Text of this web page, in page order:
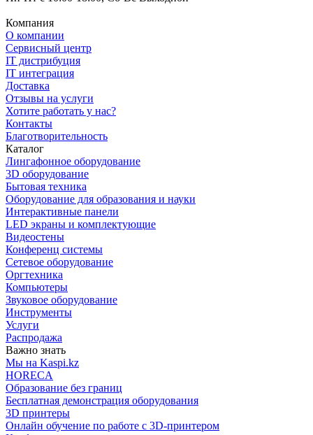
Компания
О компании
Сервисный центр
IT дистрибуция
IT интеграция
Доставка
Отзывы на услуги
Хотите работать у нас?
Контакты
Благотворительность
Каталог
Лингафонное оборудование
3D оборудование
Бытовая техника
Оборудование для образования и науки
Интерактивные панели
LED экраны и комплектующие
Видеостены
Конференц системы
Сетевое оборудование
Оргтехника
Компьютеры
Звуковое оборудование
Инструменты
Услуги
Распродажа
Важно знать
Мы на Kaspi.kz
HORECA
Образование без границ
Бесплатная демонстрация оборудования
3D принтеры
Онлайн обучение по работе с 3D-принтером